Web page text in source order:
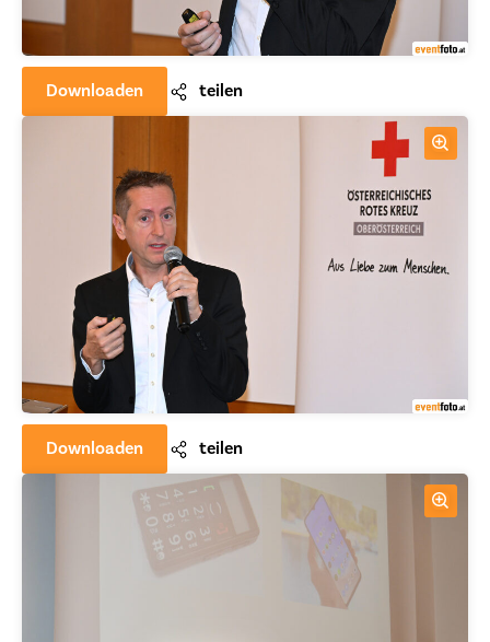
Downloaden teilen
Downloaden teilen